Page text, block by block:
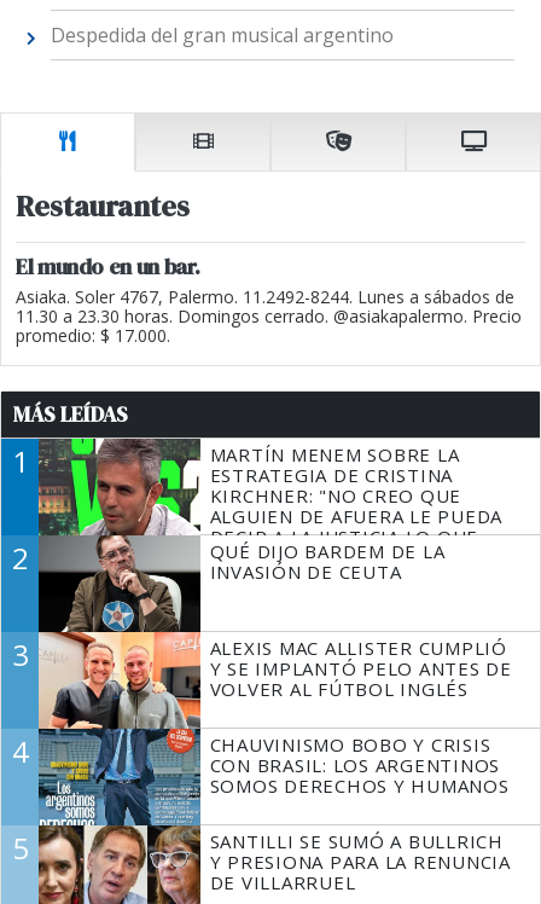
Despedida del gran musical argentino
Restaurantes
El mundo en un bar.
Asiaka. Soler 4767, Palermo. 11.2492-8244. Lunes a sábados de
11.30 a 23.30 horas. Domingos cerrado. @asiakapalermo. Precio
promedio: $ 17.000.
MÁS LEÍDAS
1
MARTÍN MENEM SOBRE LA
ESTRATEGIA DE CRISTINA
KIRCHNER: "NO CREO QUE
ALGUIEN DE AFUERA LE PUEDA
DECIR A LA JUSTICIA LO QUE
TIENE QUE HACER"
2
QUÉ DIJO BARDEM DE LA
INVASIÓN DE CEUTA
3
ALEXIS MAC ALLISTER CUMPLIÓ
Y SE IMPLANTÓ PELO ANTES DE
VOLVER AL FÚTBOL INGLÉS
4
CHAUVINISMO BOBO Y CRISIS
CON BRASIL: LOS ARGENTINOS
SOMOS DERECHOS Y HUMANOS
5
SANTILLI SE SUMÓ A BULLRICH
Y PRESIONA PARA LA RENUNCIA
DE VILLARRUEL